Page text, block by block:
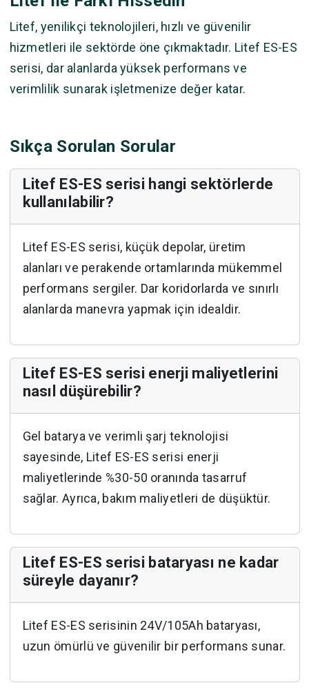
Litef, yenilikçi teknolojileri, hızlı ve güvenilir
hizmetleri ile sektörde öne çıkmaktadır. Litef ES-ES
serisi, dar alanlarda yüksek performans ve
verimlilik sunarak işletmenize değer katar.
Sıkça Sorulan Sorular
Litef ES-ES serisi hangi sektörlerde
kullanılabilir?
Litef ES-ES serisi, küçük depolar, üretim
alanları ve perakende ortamlarında mükemmel
performans sergiler. Dar koridorlarda ve sınırlı
alanlarda manevra yapmak için idealdir.
Litef ES-ES serisi enerji maliyetlerini
nasıl düşürebilir?
Gel batarya ve verimli şarj teknolojisi
sayesinde, Litef ES-ES serisi enerji
maliyetlerinde %30-50 oranında tasarruf
sağlar. Ayrıca, bakım maliyetleri de düşüktür.
Litef ES-ES serisi bataryası ne kadar
süreyle dayanır?
Litef ES-ES serisinin 24V/105Ah bataryası,
uzun ömürlü ve güvenilir bir performans sunar.